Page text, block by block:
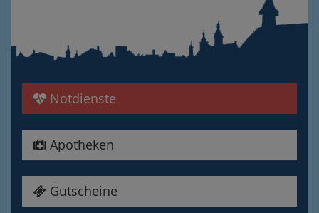
Notdienste
Apotheken
Gutscheine